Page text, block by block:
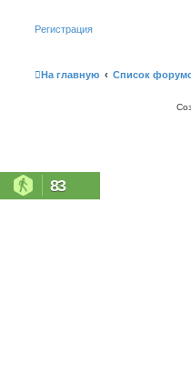
Регистрация
На главную Список
83